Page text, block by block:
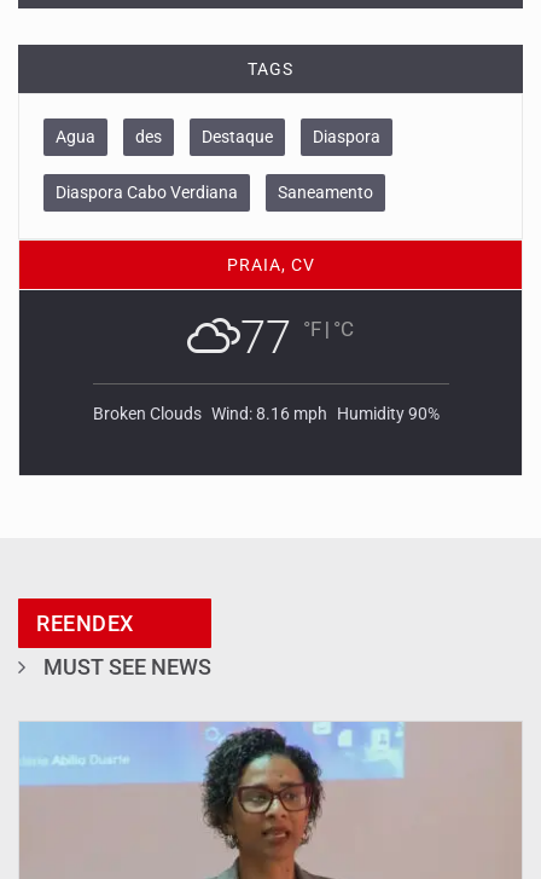
TAGS
Agua des Destaque Diaspora
Diaspora Cabo Verdiana Saneamento
PRAIA, CV
77 °F | °C
Broken Clouds Wind: 8.16 mph Humidity 90%
REENDEX
MUST SEE NEWS